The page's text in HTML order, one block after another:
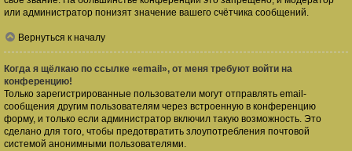
или администратор понизят значение вашего счётчика сообщений.
Вернуться к началу
Когда я щёлкаю по ссылке «email», от меня требуют войти на
конференцию!
Только зарегистрированные пользователи могут отправлять email-
сообщения другим пользователям через встроенную в конференцию
форму, и только если администратор включил такую возможность. Это
сделано для того, чтобы предотвратить злоупотребления почтовой
системой анонимными пользователями.